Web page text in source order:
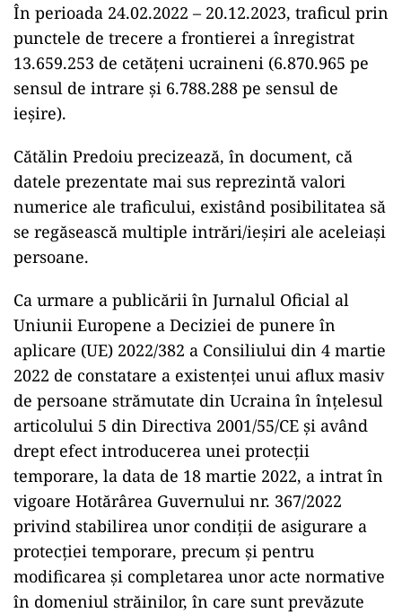
În perioada 24.02.2022 – 20.12.2023, traficul prin
punctele de trecere a frontierei a înregistrat
13.659.253 de cetățeni ucraineni (6.870.965 pe
sensul de intrare și 6.788.288 pe sensul de
ieșire).
Cătălin Predoiu precizează, în document, că
datele prezentate mai sus reprezintă valori
numerice ale traficului, existând posibilitatea să
se regăsească multiple intrări/ieșiri ale aceleiași
persoane.
Ca urmare a publicării în Jurnalul Oficial al
Uniunii Europene a Deciziei de punere în
aplicare (UE) 2022/382 a Consiliului din 4 martie
2022 de constatare a existenței unui aflux masiv
de persoane strămutate din Ucraina în înțelesul
articolului 5 din Directiva 2001/55/CE și având
drept efect introducerea unei protecții
temporare, la data de 18 martie 2022, a intrat în
vigoare Hotărârea Guvernului nr. 367/2022
privind stabilirea unor condiții de asigurare a
protecției temporare, precum și pentru
modificarea și completarea unor acte normative
în domeniul străinilor, în care sunt prevăzute